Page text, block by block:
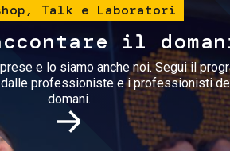
Talk e Laboratori
il
e lo siamo anche noi. Segui il
professioniste e i professionisti
domani.